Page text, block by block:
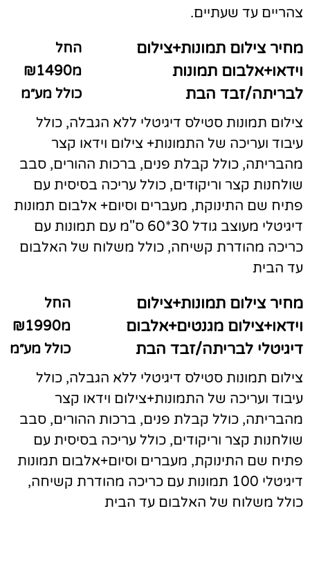
צהריים עד שעתיים.
מחיר צילום תמונות+צילום
וידאו+אלבום תמונות
לבריתה/זבד הבת
החל
מ₪1490
כולל מע״מ
צילום תמונות סטילס דיגיטלי ללא הגבלה, כולל
עיבוד ועריכה של התמונות+ צילום וידאו קצר
מהבריתה, כולל קבלת פנים, ברכות ההורים, סבב
שולחנות קצר וריקודים, כולל עריכה בסיסית עם
פתיח שם התינוקת, מעברים וסיום+ אלבום תמונות
דיגיטלי מעוצב גודל 30*60 ס"מ עם תמונות עם
כריכה מהודרת קשיחה, כולל משלוח של האלבום
עד הבית
מחיר צילום תמונות+צילום
וידאו+צילום מגנטים+אלבום
דיגיטלי לבריתה/זבד הבת
החל
מ₪1990
כולל מע״מ
צילום תמונות סטילס דיגיטלי ללא הגבלה, כולל
עיבוד ועריכה של התמונות+צילום וידאו קצר
מהבריתה, כולל קבלת פנים, ברכות ההורים, סבב
שולחנות קצר וריקודים, כולל עריכה בסיסית עם
פתיח שם התינוקת, מעברים וסיום+אלבום תמונות
דיגיטלי 100 תמונות עם כריכה מהודרת קשיחה,
כולל משלוח של האלבום עד הבית